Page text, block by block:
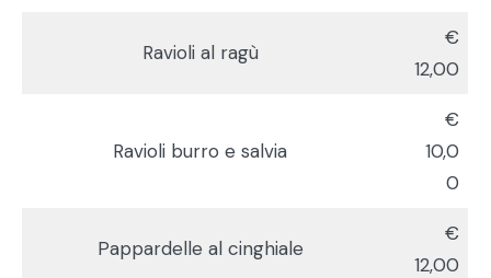
Ravioli al ragù
€
12,00
Ravioli burro e salvia
€
10,0
0
Pappardelle al cinghiale
€
12,00